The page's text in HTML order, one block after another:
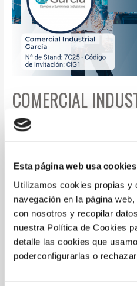
Esta página web usa cookies
Utilizamos cookies propias y
navegación en la página
con nosotros y recopilar
nuestra Política de Cookies
detalle las cookies que
poderconfigurarlas o
COMERCIAL
PARTICIPARÁ EN
20 de agosto de 2024/Deja
Comercial Industrial García,
suministro industrial, se
participación en la próxima
la feria líder en innovación
avanzada en España. El
20 y 21 de noviembre en